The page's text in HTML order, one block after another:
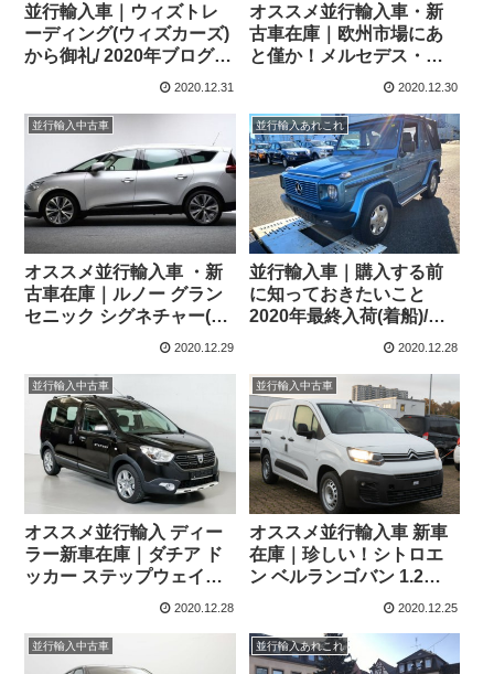
並行輸入車｜ウィズトレ
ーディング(ウィズカーズ)
から御礼/ 2020年ブログの
表紙を飾ったクルマたち
2020.12.31
オススメ並行輸入車・新
古車在庫｜欧州市場にあ
と僅か！メルセデス・ベ
ンツ Xクラス X350d 4マ
ン パドルシフト付き7G-
TRONIC PLUS 左ハンド
ル
2020.12.30
並行輸入中古車
オススメ並行輸入車 ・新
古車在庫｜ルノー グラン
セニック シグネチャー(希
少パノラミックルーフ付
ア 右ハンドル 7人乗り
2020.12.29
並行輸入あれこれ
並行輸入車｜購入する前
に知っておきたいこと
2020年最終入荷(着船)/メ
ルセデスベンツG320・
2020.12.28
並行輸入中古車
オススメ並行輸入 ディー
ラー新車在庫｜ダチア ド
ッカー ステップウェイプ
ラスTCe 130 6MT 左ハン
2020.12.28
並行輸入中古車
オススメ並行輸入車 新車
在庫｜珍しい！シトロエ
ン ベルランゴバン 1.2
PureTech130 ドライバー
ドル
2020.12.25
並行輸入中古車 並行輸入あれこれ